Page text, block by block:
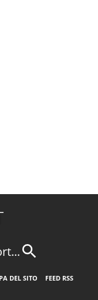
DEL SITO
FEED RSS